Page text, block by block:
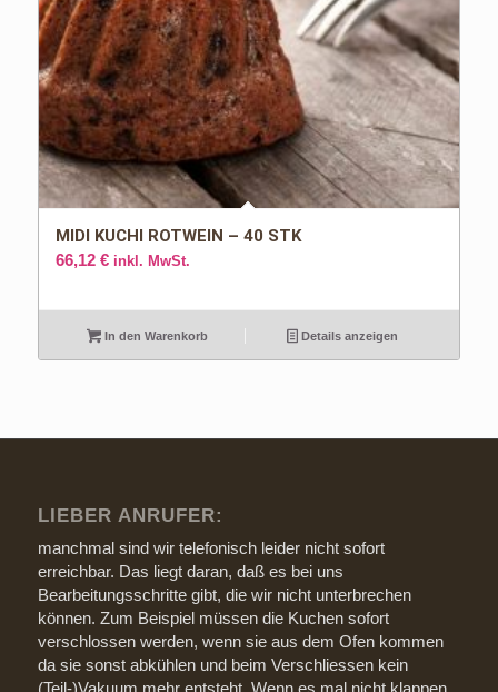
MIDI KUCHI ROTWEIN – 40 STK
66,12 € inkl. MwSt.
In den Warenkorb Details anzeigen
LIEBER ANRUFER:
manchmal sind wir telefonisch leider nicht sofort
erreichbar. Das liegt daran, daß es bei uns
Bearbeitungsschritte gibt, die wir nicht unterbrechen
können. Zum Beispiel müssen die Kuchen sofort
verschlossen werden, wenn sie aus dem Ofen kommen
da sie sonst abkühlen und beim Verschliessen kein
(Teil-)Vakuum mehr entsteht. Wenn es mal nicht klappen